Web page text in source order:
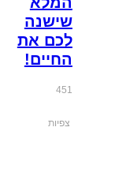
שישנה
לכם את
החיים!
451
צפיות